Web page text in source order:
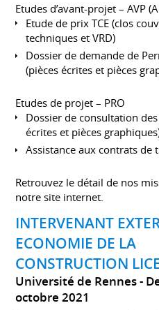
Etudes d’avant-projet – AVP
Etude de prix TCE (clos
techniques et VRD)
Dossier de demande de
(pièces écrites et pièces
Etudes de projet – PRO
Dossier de consultation
écrites et pièces
Assistance aux contrats de
Retrouvez le détail de nos
notre site internet.
INTERVENANT
ECONOMIE DE LA
CONSTRUCTION
Université de Rennes
octobre 2021